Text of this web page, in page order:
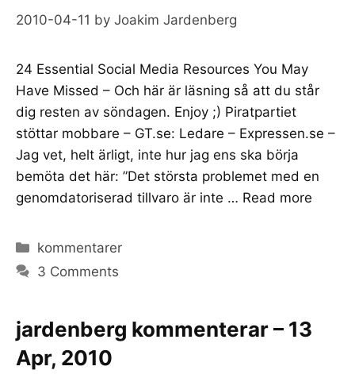
2010-04-11 by Joakim Jardenberg
24 Essential Social Media Resources You May
Have Missed – Och här är läsning så att du står
dig resten av söndagen. Enjoy ;) Piratpartiet
stöttar mobbare – GT.se: Ledare – Expressen.se –
Jag vet, helt ärligt, inte hur jag ens ska börja
bemöta det här: ”Det största problemet med en
genomdatoriserad tillvaro är inte … Read more
Categories
kommentarer
3 Comments
jardenberg kommenterar – 13
Apr, 2010